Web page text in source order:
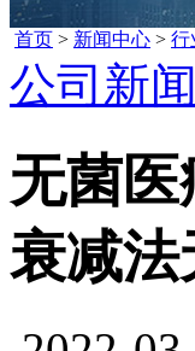
首页 > 新闻中心 > 行
公司新闻
无菌
衰减法